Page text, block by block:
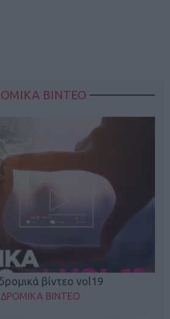
ΒΙΝΤΕΟ
βίντεο vol19
ΔΡΟΜΙΚΑ ΒΙΝΤΕΟ